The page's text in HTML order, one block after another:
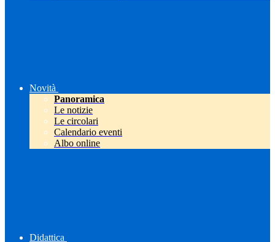
Novità
Panoramica
Le notizie
Le circolari
Calendario eventi
Albo online
Didattica